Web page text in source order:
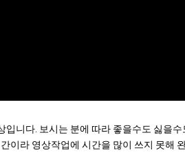
입니다. 보시는 분에 따라 좋을수도 싫을
이라 영상작업에 시간을 많이 쓰지 못해